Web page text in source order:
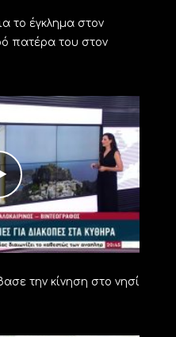
το έγκλημα στον
πατέρα του στον
την κίνηση στο νησί